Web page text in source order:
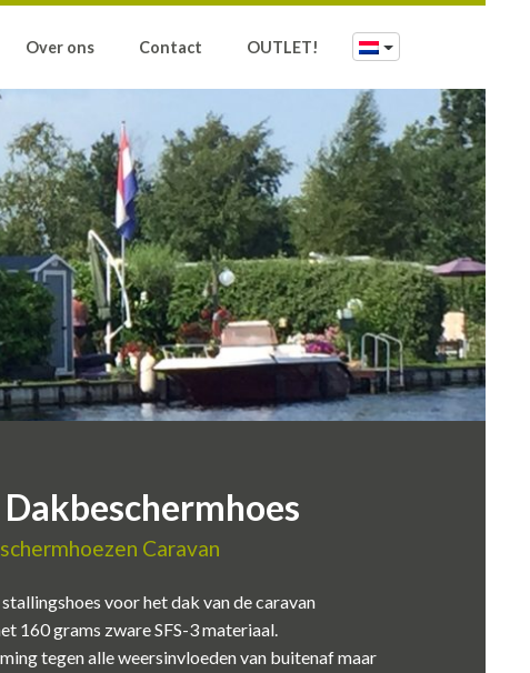
Over ons Contact OUTLET!
Caravan
voor het dak van de caravan
160 grams zware SFS-3 materiaal.
tegen alle weersinvloeden van buitenaf maar